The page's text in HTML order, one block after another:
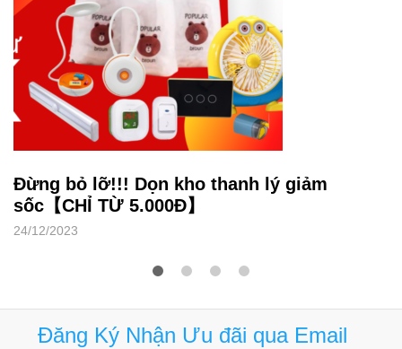
Đừng bỏ lỡ!!! Dọn kho thanh lý giảm
sốc【CHỈ TỪ 5.000Đ】
24/12/2023
Đăng Ký Nhận Ưu đãi qua Email